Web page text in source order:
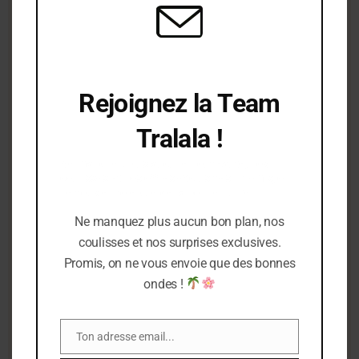
NEWSLETTER
Rejoignez la Team Tralala
Recevez en avant-première nos nouveautés, offres exclusives et
petites surprises directement par e-mail !
POINTS DE VENTES
La Rochelle à l’île d’Oléron, en passant par Royan.
Rejoignez la Team
Tralala !
Ne manquez plus aucun bon plan, nos
coulisses et nos surprises exclusives.
Promis, on ne vous envoie que des bonnes
ondes !
Email
Ton adresse email...